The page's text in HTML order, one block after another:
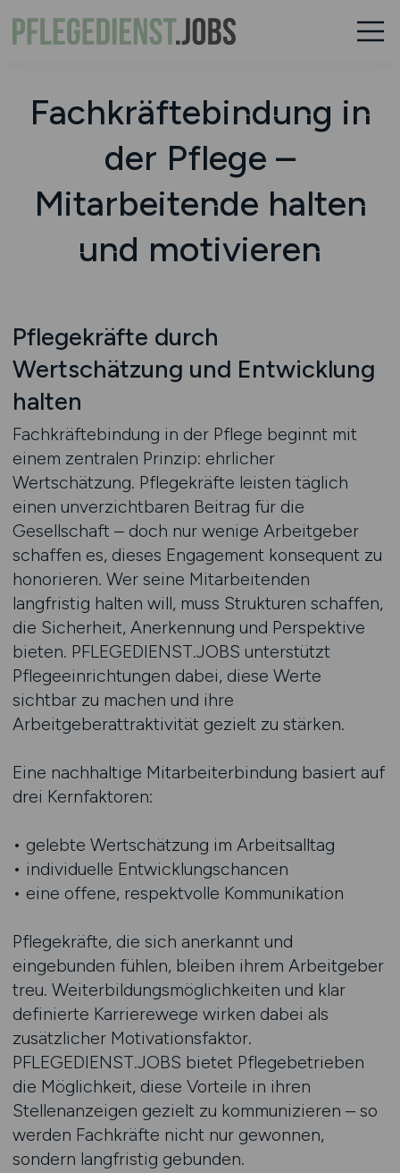
Fachkräftebindung in
der Pflege –
Mitarbeitende halten
und motivieren
Pflegekräfte durch
Wertschätzung und Entwicklung
halten
Fachkräftebindung in der Pflege beginnt mit
einem zentralen Prinzip: ehrlicher
Wertschätzung. Pflegekräfte leisten täglich
einen unverzichtbaren Beitrag für die
Gesellschaft – doch nur wenige Arbeitgeber
schaffen es, dieses Engagement konsequent zu
honorieren. Wer seine Mitarbeitenden
langfristig halten will, muss Strukturen schaffen,
die Sicherheit, Anerkennung und Perspektive
bieten. PFLEGEDIENST.JOBS unterstützt
Pflegeeinrichtungen dabei, diese Werte
sichtbar zu machen und ihre
Arbeitgeberattraktivität gezielt zu stärken.
Eine nachhaltige Mitarbeiterbindung basiert auf
drei Kernfaktoren:
• gelebte Wertschätzung im Arbeitsalltag
• individuelle Entwicklungschancen
• eine offene, respektvolle Kommunikation
Pflegekräfte, die sich anerkannt und
eingebunden fühlen, bleiben ihrem Arbeitgeber
treu. Weiterbildungsmöglichkeiten und klar
definierte Karrierewege wirken dabei als
zusätzlicher Motivationsfaktor.
PFLEGEDIENST.JOBS bietet Pflegebetrieben
die Möglichkeit, diese Vorteile in ihren
Stellenanzeigen gezielt zu kommunizieren – so
werden Fachkräfte nicht nur gewonnen,
sondern langfristig gebunden.